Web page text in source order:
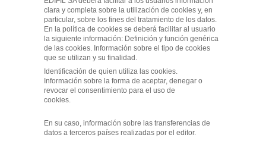
clara y completa sobre la utilización de cookies y, en
particular, sobre los fines del tratamiento de los datos.
En la política de cookies se deberá facilitar al usuario
la siguiente información: Definición y función genérica
de las cookies. Información sobre el tipo de cookies
que se utilizan y su finalidad.
Identificación de quien utiliza las cookies.
Información sobre la forma de aceptar, denegar o
revocar el consentimiento para el uso de
cookies.
En su caso, información sobre las transferencias de
datos a terceros países realizadas por el editor.